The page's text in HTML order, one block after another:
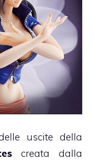
uscite della
creata dalla